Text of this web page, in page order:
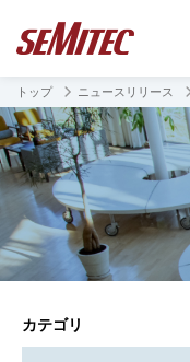
トップ ニュースリリース
カテゴリ